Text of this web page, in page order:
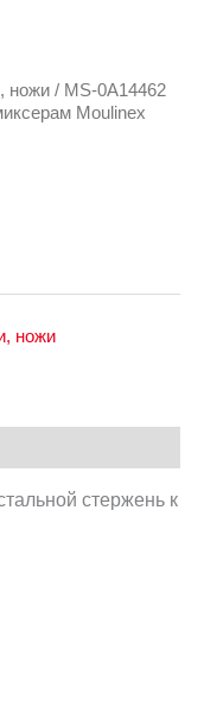
ножи / MS-0A14462
Moulinex
ножи
стержень к